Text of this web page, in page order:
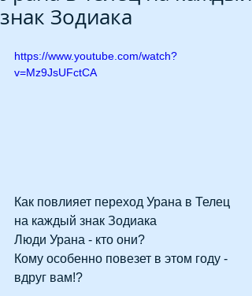
знак Зодиака
https://www.youtube.com/watch?
v=Mz9JsUFctCA
Как повлияет переход Урана в Телец
на каждый знак Зодиака
Люди Урана - кто они?
Кому особенно повезет в этом году -
вдруг вам!?